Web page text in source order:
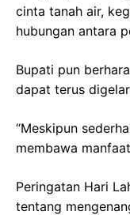
cinta tanah air,
hubungan antara
Bupati pun
dapat terus
“Meskipun
membawa
Peringatan Hari
tentang